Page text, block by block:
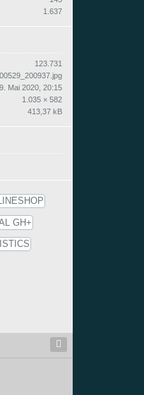
1.637
123.731
Mai 2020, 20:15
1.035 × 582
413,37 kB